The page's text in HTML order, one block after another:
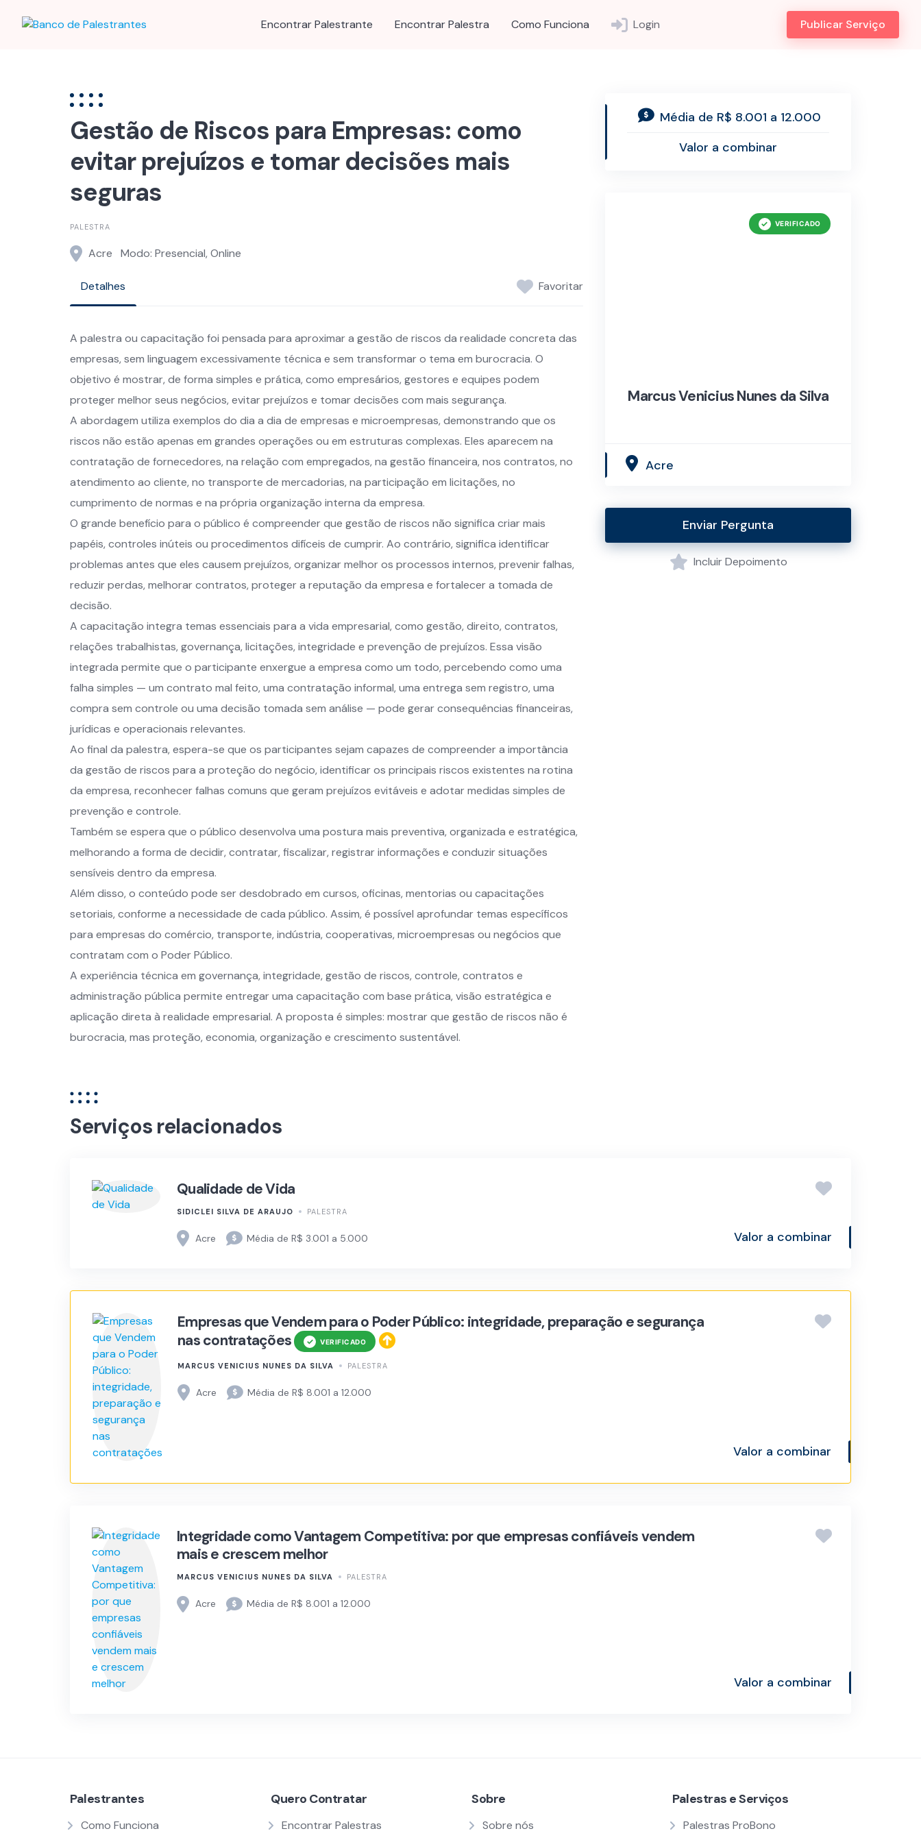
Encontrar Palestrante Encontrar Palestra Como Funciona Login Publicar Serviço
Gestão de Riscos para Empresas: como
evitar prejuízos e tomar decisões mais
seguras
PALESTRA
Acre Modo: Presencial, Online
Detalhes Favoritar
A palestra ou capacitação foi pensada para aproximar a gestão de riscos da realidade concreta das
empresas, sem linguagem excessivamente técnica e sem transformar o tema em burocracia. O
objetivo é mostrar, de forma simples e prática, como empresários, gestores e equipes podem
proteger melhor seus negócios, evitar prejuízos e tomar decisões com mais segurança.
A abordagem utiliza exemplos do dia a dia de empresas e microempresas, demonstrando que os
riscos não estão apenas em grandes operações ou em estruturas complexas. Eles aparecem na
contratação de fornecedores, na relação com empregados, na gestão financeira, nos contratos, no
atendimento ao cliente, no transporte de mercadorias, na participação em licitações, no
cumprimento de normas e na própria organização interna da empresa.
O grande benefício para o público é compreender que gestão de riscos não significa criar mais
papéis, controles inúteis ou procedimentos difíceis de cumprir. Ao contrário, significa identificar
problemas antes que eles causem prejuízos, organizar melhor os processos internos, prevenir falhas,
reduzir perdas, melhorar contratos, proteger a reputação da empresa e fortalecer a tomada de
decisão.
A capacitação integra temas essenciais para a vida empresarial, como gestão, direito, contratos,
relações trabalhistas, governança, licitações, integridade e prevenção de prejuízos. Essa visão
integrada permite que o participante enxergue a empresa como um todo, percebendo como uma
falha simples — um contrato mal feito, uma contratação informal, uma entrega sem registro, uma
compra sem controle ou uma decisão tomada sem análise — pode gerar consequências financeiras,
jurídicas e operacionais relevantes.
Ao final da palestra, espera-se que os participantes sejam capazes de compreender a importância
da gestão de riscos para a proteção do negócio, identificar os principais riscos existentes na rotina
da empresa, reconhecer falhas comuns que geram prejuízos evitáveis e adotar medidas simples de
prevenção e controle.
Também se espera que o público desenvolva uma postura mais preventiva, organizada e estratégica,
melhorando a forma de decidir, contratar, fiscalizar, registrar informações e conduzir situações
sensíveis dentro da empresa.
Além disso, o conteúdo pode ser desdobrado em cursos, oficinas, mentorias ou capacitações
setoriais, conforme a necessidade de cada público. Assim, é possível aprofundar temas específicos
para empresas do comércio, transporte, indústria, cooperativas, microempresas ou negócios que
contratam com o Poder Público.
A experiência técnica em governança, integridade, gestão de riscos, controle, contratos e
administração pública permite entregar uma capacitação com base prática, visão estratégica e
aplicação direta à realidade empresarial. A proposta é simples: mostrar que gestão de riscos não é
burocracia, mas proteção, economia, organização e crescimento sustentável.
Média de R$ 8.001 a 12.000
Valor a combinar
Marcus Venicius Nunes da Silva
Acre
Enviar Pergunta
Incluir Depoimento
Serviços relacionados
Qualidade de Vida
SIDICLEI SILVA DE ARAUJO PALESTRA
Acre Média de R$ 3.001 a 5.000 Valor a combinar
Empresas que Vendem para o Poder Público: integridade, preparação e segurança
nas contratações
MARCUS VENICIUS NUNES DA SILVA PALESTRA
Acre Média de R$ 8.001 a 12.000
Valor a combinar
Integridade como Vantagem Competitiva: por que empresas confiáveis vendem
mais e crescem melhor
MARCUS VENICIUS NUNES DA SILVA PALESTRA
Acre Média de R$ 8.001 a 12.000
Valor a combinar
Palestrantes
Como Funciona
Quero Contratar
Encontrar Palestras
Sobre
Sobre nós
Palestras e Serviços
Palestras ProBono